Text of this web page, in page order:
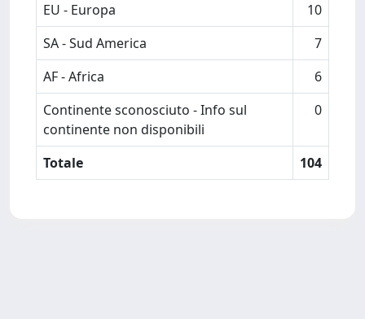
EU - Europa
10
SA - Sud America
7
AF - Africa
6
Continente sconosciuto - Info sul
continente non disponibili
0
Totale 104